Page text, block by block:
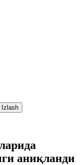
аниқланди